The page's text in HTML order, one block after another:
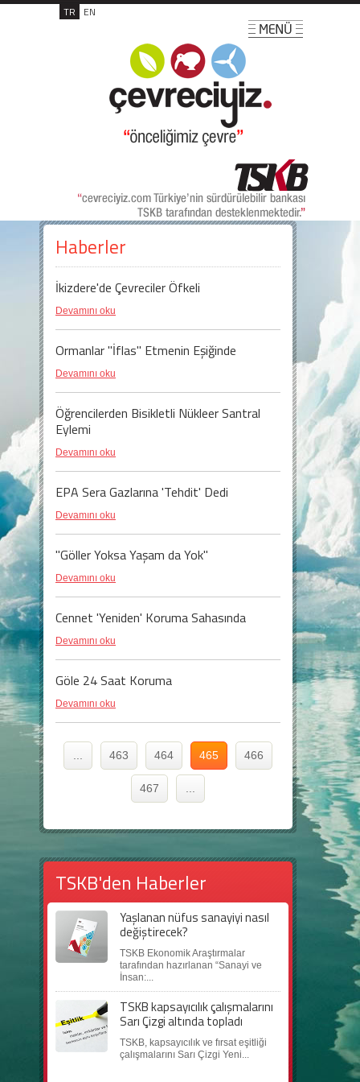
TR EN
Haberler
İkizdere'de Çevreciler Öfkeli
Devamını oku
Ormanlar "İflas" Etmenin Eşiğinde
Devamını oku
Öğrencilerden Bisikletli Nükleer Santral
Eylemi
Devamını oku
EPA Sera Gazlarına 'Tehdit' Dedi
Devamını oku
"Göller Yoksa Yaşam da Yok"
Devamını oku
Cennet 'Yeniden' Koruma Sahasında
Devamını oku
Göle 24 Saat Koruma
Devamını oku
463 464 465 466
467
TSKB'den Haberler
Yaşlanan nüfus sanayiyi nasıl
değiştirecek?
TSKB Ekonomik Araştırmalar
tarafından hazırlanan “Sanayi ve
İnsan:...
TSKB kapsayıcılık çalışmalarını
Sarı Çizgi altında topladı
TSKB, kapsayıcılık ve fırsat eşitliği
çalışmalarını Sarı Çizgi Yeni...